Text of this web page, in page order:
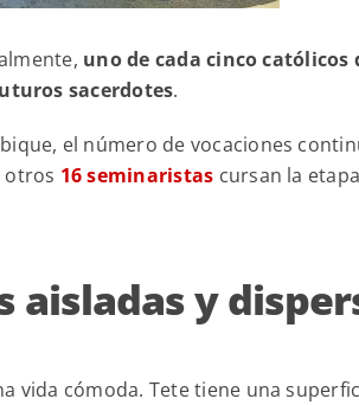
uno de cada cinco
sacerdotes.
el número de vocaciones
otros 16 seminaristas cursan la
aisladas y
vida cómoda. Tete tiene una